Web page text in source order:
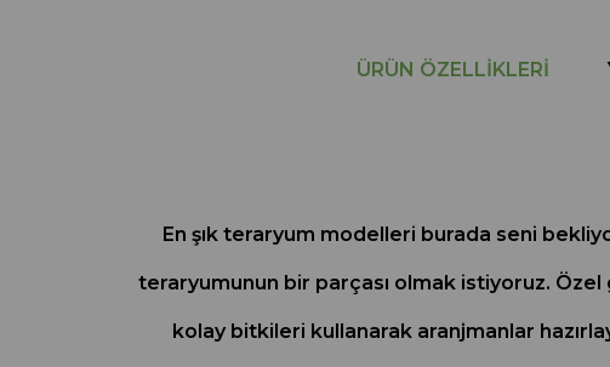
ÜRÜN ÖZELLIKLERI
En şık teraryum modelleri burada seni
teraryumunun bir parçası olmak istiyoruz.
kolay bitkileri kullanarak aranjmanlar